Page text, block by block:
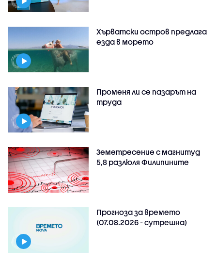
Хърватски остров предлага
езда в морето
Променя ли се пазарът на
труда
Земетресение с магнитуд
5,8 разлюля Филипините
Прогноза за времето
(07.08.2026 - сутрешна)